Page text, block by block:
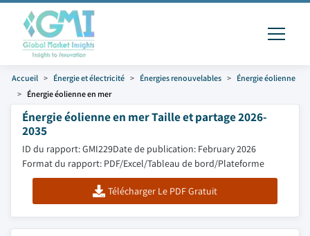
Accueil Énergie et électricité Énergies renouvelables
Énergie éolienne
Énergie éolienne en mer
Énergie éolienne en mer Taille et partage 2026-
2035
ID du rapport: GMI229Date de publication: February 2026
Format du rapport: PDF/Excel/Tableau de bord/Plateforme
Télécharger Le PDF Gratuit